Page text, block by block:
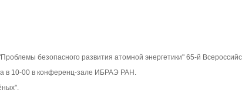
безопасного развития атомной энергетики" 65-й
в 10-00 в конференц-зале ИБРАЭ РАН.